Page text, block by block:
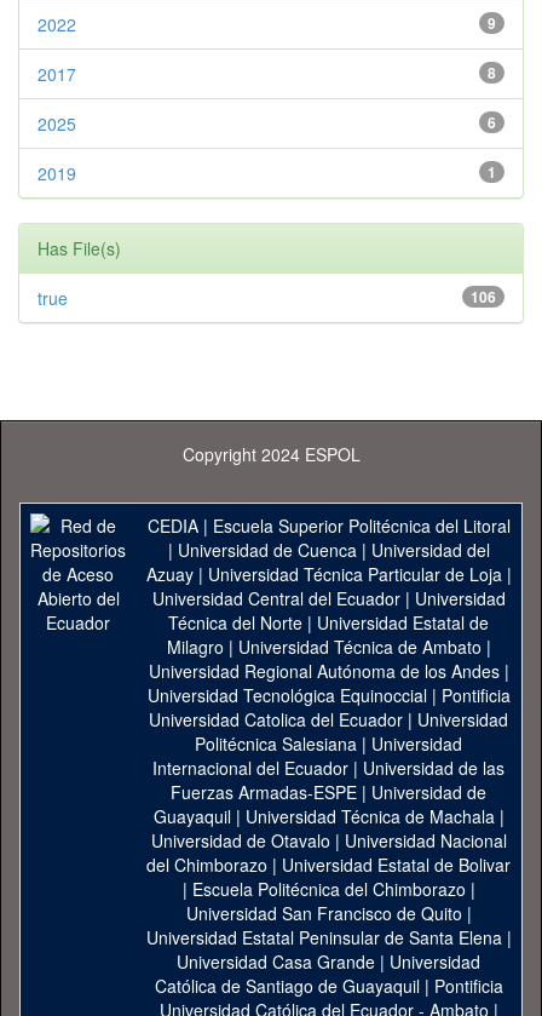
9
2022
8
2017
6
2025
1
2019
Has File(s)
106
true
Copyright 2024 ESPOL
CEDIA| Escuela Superior Politécnica del Litoral
| Universidad de Cuenca| Universidad del
Azuay| Universidad Técnica Particular de Loja|
Universidad Central del Ecuador| Universidad
Técnica del Norte | Universidad Estatal de
Milagro | Universidad Técnica de Ambato |
Universidad Regional Autónoma de los Andes|
Universidad Tecnológica Equinoccial| Pontificia
Universidad Catolica del Ecuador | Universidad
Politécnica Salesiana | Universidad
Internacional del Ecuador | Universidad de las
Fuerzas Armadas-ESPE | Universidad de
Guayaquil| Universidad Técnica de Machala|
Universidad de Otavalo | Universidad Nacional
del Chimborazo | Universidad Estatal de Bolivar
| Escuela Politécnica del Chimborazo |
Universidad San Francisco de Quito |
Universidad Estatal Peninsular de Santa Elena|
Universidad Casa Grande | Universidad
Católica de Santiago de Guayaquil| Pontificia
Universidad Católica del Ecuador - Ambato |